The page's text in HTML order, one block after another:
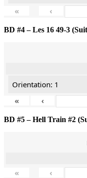
«
‹
BD #4 – Les 16 49-3
Orientation: 1
«
‹
BD #5 – Hell Train #2
« ‹